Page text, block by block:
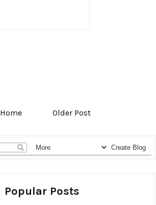
Home Older Post
Popular Posts